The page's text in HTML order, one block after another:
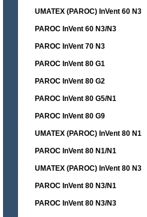
UMATEX (PAROC) InVent 60 N3
PAROC InVent 60 N3/N3
PAROC InVent 70 N3
PAROC InVent 80 G1
PAROC InVent 80 G2
PAROC InVent 80 G5/N1
PAROC InVent 80 G9
UMATEX (PAROC) InVent 80 N1
PAROC InVent 80 N1/N1
UMATEX (PAROC) InVent 80 N3
PAROC InVent 80 N3/N1
PAROC InVent 80 N3/N3